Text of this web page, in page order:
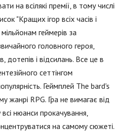
на всілякі премії, в тому числі
"Кращих ігор всіх часів і
геймерів за
головного героя,
і відсилань. Все це в
сеттінгом
Геймплей The bard's
жанрі RPG. Гра не вимагає від
нюанси прокачування,
на самому сюжеті.